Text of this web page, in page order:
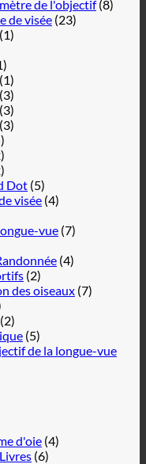
de l'objectif (8)
de visée (23)
(1)
(1)
(3)
(3)
(3)
Dot (5)
visée (4)
vue (7)
(4)
(2)
des oiseaux (7)
(2)
(5)
de la longue-vue
d'oie (4)
(6)